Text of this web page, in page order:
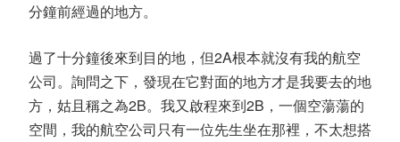
分鐘前經過的地方。
過了十分鐘後來到目的地，但2A根本就沒有我的航空
公司。詢問之下，發現在它對面的地方才是我要去的地
方，姑且稱之為2B。我又啟程來到2B，一個空蕩蕩的
空間，我的航空公司只有一位先生坐在那裡，不太想搭